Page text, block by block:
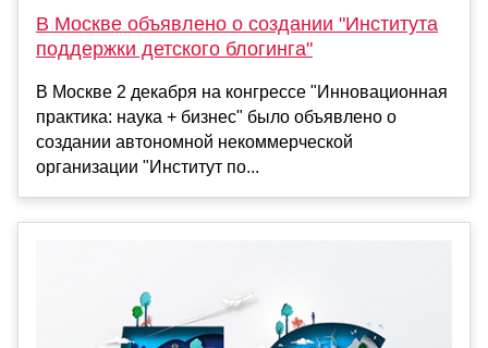
В Москве объявлено о создании "Института
поддержки детского блогинга"
В Москве 2 декабря на конгрессе "Инновационная
практика: наука + бизнес" было объявлено о
создании автономной некоммерческой
организации "Институт по...